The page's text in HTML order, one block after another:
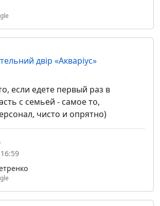
двір «Акваріус»
если едете первый раз в
с семьей - самое то,
чисто и опрятно)